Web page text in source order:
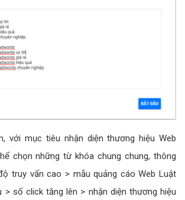
với mục tiêu nhận diện thương hiệu Web
chọn những từ khóa chung chung, thông
truy vấn cao > mẫu quảng cáo Web Luật
> số click tăng lên > nhận diện thương hiệu